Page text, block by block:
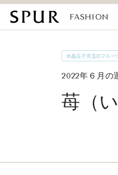
FASHION
水晶玉子先生のフルーツ
2022年６月の
苺（